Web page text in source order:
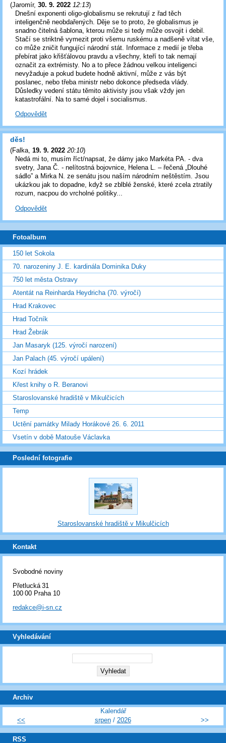
(Jaromír, 30. 9. 2022 12:13)
Dnešní exponenti oligo-globalismu se rekrutují z řad těch
inteligenčně neobdařených. Děje se to proto, že globalismus je
snadno čitelná šablona, kterou může si tedy může osvojit i debil.
Stačí se striktně vymezit proti všemu ruskému a nadšeně vítat vše,
co může zničit fungující národní stát. Informace z medií je třeba
přebírat jako křišťálovou pravdu a všechny, kteří to tak nemají
označit za extrémisty. No a to přece žádnou velkou inteligenci
nevyžaduje a pokud budete hodně aktivní, může z vás být
poslanec, nebo třeba ministr nebo dokonce předseda vlády.
Důsledky vedení státu těmito aktivisty jsou však vždy jen
katastrofální. Na to samé dojel i socialismus.
Odpovědět
děs!
(Falka, 19. 9. 2022 20:10)
Nedá mi to, musím říct/napsat, že dámy jako Markéta PA. - dva
svetry, Jana Č. - nelítostná bojovnice, Helena L. – řečená „Dlouhé
sádlo” a Mirka N. ze senátu jsou naším národním neštěstím. Jsou
ukázkou jak to dopadne, když se zblblé ženské, které zcela ztratily
rozum, nacpou do vrcholné politiky...
Odpovědět
Fotoalbum
150 let Sokola
70. narozeniny J. E. kardinála Dominika Duky
750 let města Ostravy
Atentát na Reinharda Heydricha (70. výročí)
Hrad Krakovec
Hrad Točník
Hrad Žebrák
Jan Masaryk (125. výročí narození)
Jan Palach (45. výročí upálení)
Kozí hrádek
Křest knihy o R. Beranovi
Staroslovanské hradiště v Mikulčicích
Temp
Uctění památky Milady Horákové 26. 6. 2011
Vsetín v době Matouše Václavka
Poslední fotografie
Staroslovanské hradiště v Mikulčicích
Kontakt
Svobodné noviny
Přetlucká 31
100 00 Praha 10
redakce@i-sn.cz
Vyhledávání
Archiv
Kalendář
<<
srpen/ 2026 >>
RSS